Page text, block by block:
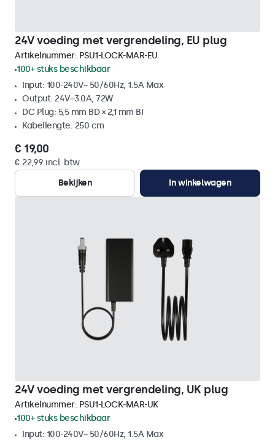
24V voeding met vergrendeling, EU plug
Artikelnummer: PSU1-LOCK-MAR-EU
100+ stuks beschikbaar
Input: 100-240V~ 50/60Hz, 1.5A Max
Output: 24V⎓3.0A, 72W
DC Plug: 5,5 mm BD × 2,1 mm BI
Kabellengte: 250 cm
€ 19,00
€ 22,99 incl. btw
Bekijken
In winkelwagen
24V voeding met vergrendeling, UK plug
Artikelnummer: PSU1-LOCK-MAR-UK
100+ stuks beschikbaar
Input: 100-240V~ 50/60Hz, 1.5A Max